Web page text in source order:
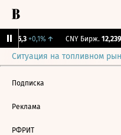
115,3 +0,1%↑ CNY Бирж. 12,239
Ситуация на топливном
Подписка
Реклама
РФРИТ